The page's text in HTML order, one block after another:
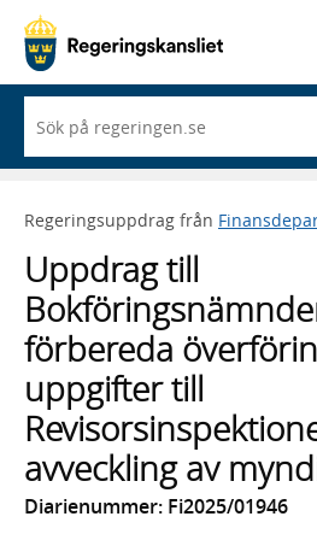
du
börjar
skriva
framträder
lista
med
sökförslag
Regeringsuppdrag från
Uppdrag till
förbereda
uppgifter till
avveckling av
Diarienummer: Fi2025/01946